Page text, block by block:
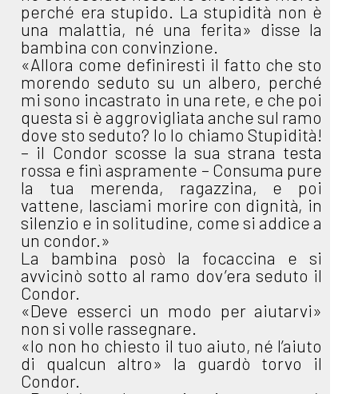
perché era stupido. La stupidità non è
una malattia, né una ferita» disse la
bambina con convinzione.
«Allora come definiresti il fatto che sto
morendo seduto su un albero, perché
mi sono incastrato in una rete, e che poi
questa si è aggrovigliata anche sul ramo
dove sto seduto? Io lo chiamo Stupidità!
– il Condor scosse la sua strana testa
rossa e finì aspramente – Consuma pure
la tua merenda, ragazzina, e poi
vattene, lasciami morire con dignità, in
silenzio e in solitudine, come si addice a
un condor.»
La bambina posò la focaccina e si
avvicinò sotto al ramo dov’era seduto il
Condor.
«Deve esserci un modo per aiutarvi»
non si volle rassegnare.
«Io non ho chiesto il tuo aiuto, né l’aiuto
di qualcun altro» la guardò torvo il
Condor.